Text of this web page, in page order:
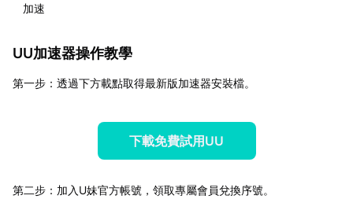
加速
UU加速器操作教學
第一步：透過下方載點取得最新版加速器安裝檔。
下載免費試用UU
第二步：加入U妹官方帳號，領取專屬會員兌換序號。